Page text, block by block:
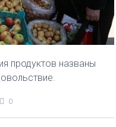
продуктов названы
0